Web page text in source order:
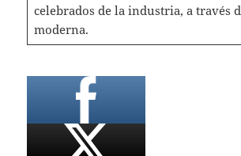
celebrados de la industria, a través
moderna.